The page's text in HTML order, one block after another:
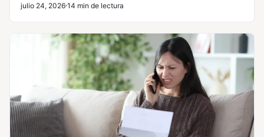
julio 24, 2026 14 min de lectura